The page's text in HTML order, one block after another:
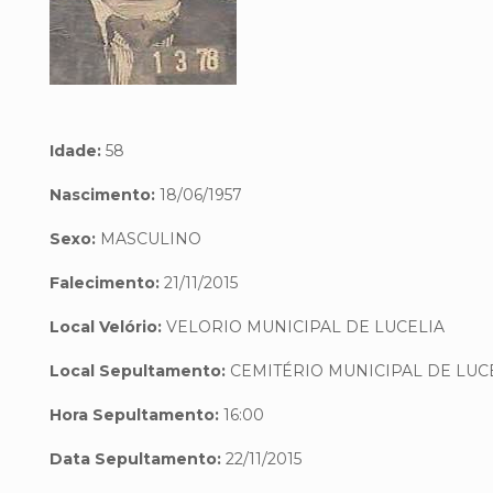
Idade:58
Nascimento:18/06/1957
Sexo:MASCULINO
Falecimento:21/11/2015
Local Velório:VELORIO MUNICIPAL DE LUCELIA
Local Sepultamento:CEMITÉRIO MUNICIPAL DE
Hora Sepultamento:16:00
Data Sepultamento:22/11/2015